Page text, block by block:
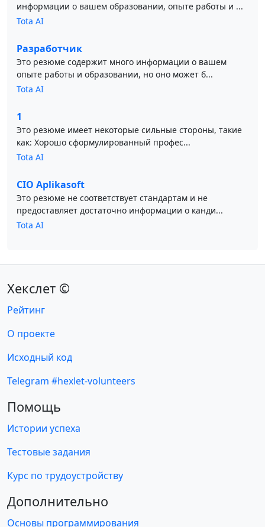
информации о вашем образовании, опыте работы и ...
Tota AI
Разработчик
Это резюме содержит много информации о вашем
опыте работы и образовании, но оно может б...
Tota AI
1
Это резюме имеет некоторые сильные стороны, такие
как: Хорошо сформулированный профес...
Tota AI
CIO Aplikasoft
Это резюме не соответствует стандартам и не
предоставляет достаточно информации о канди...
Tota AI
Хекслет ©
Рейтинг
О проекте
Исходный код
Telegram #hexlet-volunteers
Помощь
Истории успеха
Тестовые задания
Курс по трудоустройству
Дополнительно
Основы программирования